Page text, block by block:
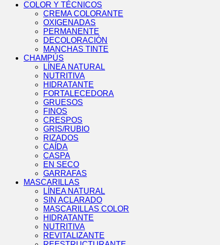
COLOR Y TÉCNICOS
CREMA COLORANTE
OXIGENADAS
PERMANENTE
DECOLORACIÓN
MANCHAS TINTE
CHAMPÚS
LÍNEA NATURAL
NUTRITIVA
HIDRATANTE
FORTALECEDORA
GRUESOS
FINOS
CRESPOS
GRIS/RUBIO
RIZADOS
CAÍDA
CASPA
EN SECO
GARRAFAS
MASCARILLAS
LÍNEA NATURAL
SIN ACLARADO
MASCARILLAS COLOR
HIDRATANTE
NUTRITIVA
REVITALIZANTE